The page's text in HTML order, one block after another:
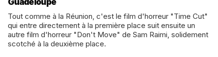
Guadeloupe
Tout comme à la Réunion, c'est le film d'horreur "Time Cut"
qui entre directement à la première place suit ensuite un
autre film d'horreur "Don't Move" de Sam Raimi, solidement
scotché à la deuxième place.